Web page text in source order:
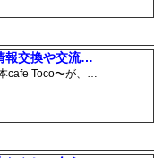
報交換や交流…
cafe Toco〜が、…